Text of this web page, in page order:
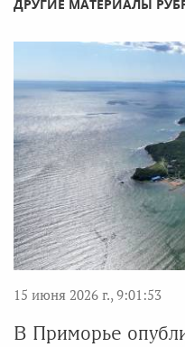
ДРУГИЕ МАТЕРИАЛЫ
15 июня 2026 г., 9:01:53
В Приморье